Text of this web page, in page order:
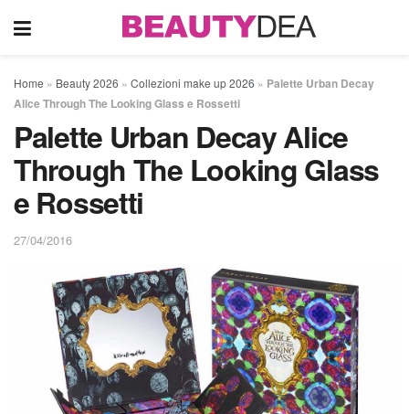
Home » Beauty 2026 » Collezioni make up 2026 » Palette Urban Decay
Alice Through The Looking Glass e Rossetti
Palette Urban Decay Alice
Through The Looking Glass
e Rossetti
27/04/2016